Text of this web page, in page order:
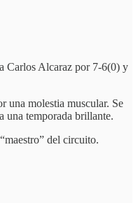
Carlos Alcaraz por 7-6(0) y
una molestia muscular. Se
una temporada brillante.
del circuito.